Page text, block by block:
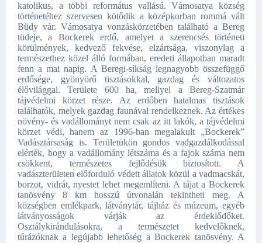
katolikus, a többi református vallású. Vámosatya község
történetéhez szervesen kötődik a középkorban rommá vált
Büdy vár. Vámosatya vonzáskörzetében található a Bereg
tüdeje, a Bockerek erdő, amelyet a szerencsés történeti
körülmények, kedvező fekvése, elzártsága, viszonylag a
természethez közel álló formában, eredeti állapotban maradt
fenn a mai napig. A Beregi-síkság legnagyobb összefüggő
erdősége, gyönyörű tisztásokkal, gazdag és változatos
élővilággal. Területe 600 ha, mellyel a Bereg-Szatmár
tájvédelmi körzet része. Az erdőben hatalmas tisztások
találhatók, melyek gazdag faunával rendelkeznek. Az értékes
növény- és vadállományt nem csak az itt lakók, a tájvédelmi
körzet védi, hanem az 1996-ban megalakult „Bockerek”
Vadásztársaság is. Területükön gondos vadgazdálkodással
elérték, hogy a vadállomány létszáma és a fajok száma nem
csökkent, természetes fejlődésük biztosított. A
vadászterületen előforduló védett állatok közül a vadmacskát,
borzot, vidrát, nyestet lehet megemlíteni. A tájat a Bockerek
tanösvény 8 km hosszú útvonalán tekintheti meg. A
községben emlékpark, látványtár, tájház és múzeum, egyéb
látványosságok várják az érdeklődőket.
Osztálykirándulásokra, a természetet kedvelőknek,
túrázóknak a legújabb lehetőség a Bockerek tanösvény. A